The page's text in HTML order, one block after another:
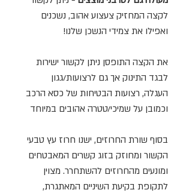
לקצה המחזיק צעצוע אהוב, נשכנים
ואפילו את צמידי הנשכן שלנו!
את הקצה התופסן ניתן לקשור ישירות
לבגד התינוק אך גם לרצועות/גגון
העגלה, רצועות הבטיחות של כסא הרכב
וכמובן על שמיכי/טטרה אהובים במיוחד
בסוף שורת החרוזים, ישנו חרוז עץ טבעי
הקשור ומחוזק בזוג קשרים המאבטחים
ומונעים מהחרוזים להשתחרר. מצוין
לתקופת בקיעת השיניים המאתגרת,